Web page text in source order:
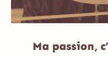
Ma passion,